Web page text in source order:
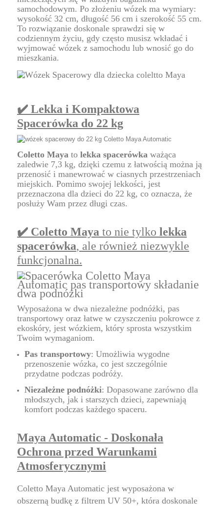
samochodowym. Po złożeniu wózek ma wymiary:
wysokość 32 cm, długość 56 cm i szerokość 55 cm.
To rozwiązanie doskonale sprawdzi się w
codziennym życiu, gdy często musisz wkładać i
wyjmować wózek z samochodu lub wnosić go do
mieszkania.
✔️ Lekka i Kompaktowa
Spacerówka do 22 kg
Coletto Maya to lekka spacerówka ważąca
zaledwie 7,3 kg, dzięki czemu z łatwością można ją
przenosić i manewrować w ciasnych przestrzeniach
miejskich. Pomimo swojej lekkości, jest
przeznaczona dla dzieci do 22 kg, co oznacza, że
posłuży Wam przez długi czas.
✔️ Coletto Maya to nie tylko lekka
spacerówka, ale również niezwykle
funkcjonalna.
Wyposażona w dwa niezależne podnóżki, pas
transportowy oraz łatwe w czyszczeniu pokrowce z
ekoskóry, jest wózkiem, który sprosta wszystkim
Twoim wymaganiom.
Pas transportowy: Umożliwia wygodne
przenoszenie wózka, co jest szczególnie
przydatne podczas podróży.
Niezależne podnóżki: Dopasowane zarówno dla
młodszych, jak i starszych dzieci, zapewniają
komfort podczas każdego spaceru.
Maya Automatic - Doskonała
Ochrona przed Warunkami
Atmosferycznymi
Coletto Maya Automatic jest wyposażona w
obszerną budkę z filtrem UV 50+, która doskonale